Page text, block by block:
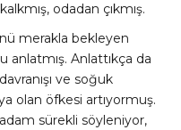
odadan çıkmış.
merakla bekleyen
anlatmış. Anlattıkça da
ve soğuk
olan öfkesi artıyormuş.
sürekli söyleniyor,